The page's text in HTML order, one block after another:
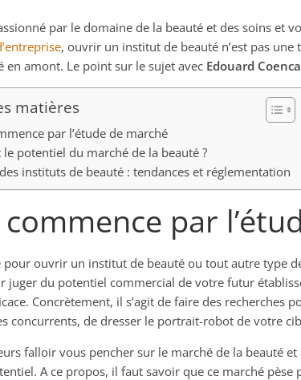
par le domaine de la beauté et des soins et
, ouvrir un institut de beauté n’est pas une
en amont. Le point sur le sujet avec Edouard
matières
par l’étude de marché
le potentiel du marché de la beauté ?
instituts de beauté : tendances et réglementation
par
pour ouvrir un institut de beauté ou tout autre type
juger du potentiel commercial de votre futur
Concrètement, il s’agit de faire des recherches
concurrents, de dresser le portrait-robot de votre
falloir vous pencher sur le marché de la beauté
A ce propos, il faut savoir que ce marché pèse